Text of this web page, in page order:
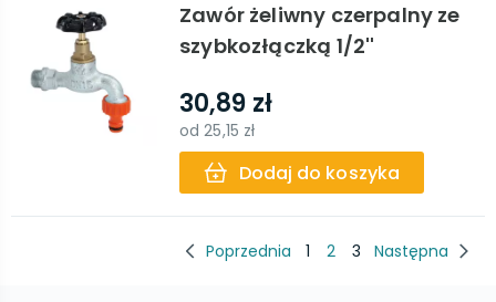
Zawór żeliwny czerpalny ze
szybkozłączką 1/2''
30,89 zł
od25,15 zł
Dodaj do koszyka
Poprzednia 1 2 3 Następna